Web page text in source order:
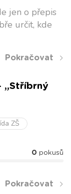
jen o přepis
určit, kde
Pokračovat
„Stříbrný
ZŠ
0 pokusů
Pokračovat